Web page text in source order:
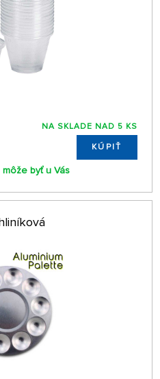
NA SKLADE NAD 5 KS
KÚPIŤ
môže byť u Vás